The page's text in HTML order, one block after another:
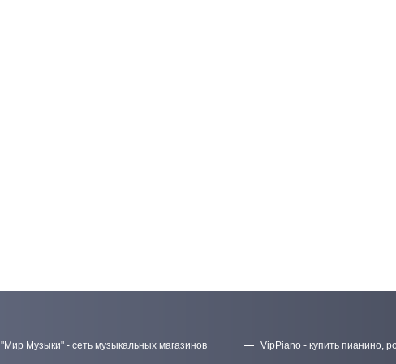
"Мир Музыки" - сеть музыкальных магазинов VipPiano - купить пианино,